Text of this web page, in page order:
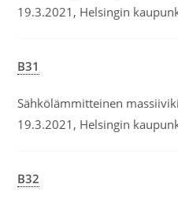
19.3.2021, Helsingin
B31
Sähkölämmitteinen
19.3.2021, Helsingin
B32